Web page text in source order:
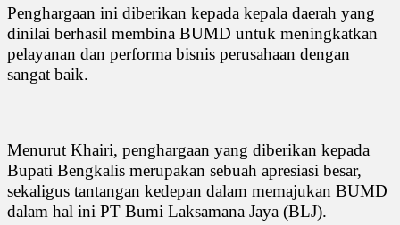
Penghargaan ini diberikan kepada kepala daerah yang
dinilai berhasil membina BUMD untuk meningkatkan
pelayanan dan performa bisnis perusahaan dengan
sangat baik.
Menurut Khairi, penghargaan yang diberikan kepada
Bupati Bengkalis merupakan sebuah apresiasi besar,
sekaligus tantangan kedepan dalam memajukan BUMD
dalam hal ini PT Bumi Laksamana Jaya (BLJ).